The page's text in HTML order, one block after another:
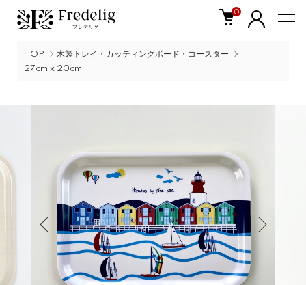
0
TOP
木製トレイ・カッティングボード・コースター
27cm x 20cm